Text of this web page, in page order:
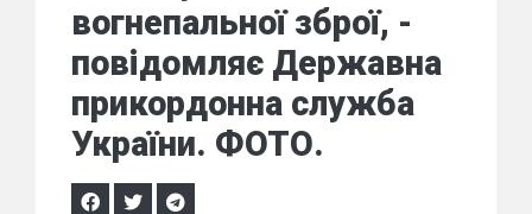
вогнепальної зброї, -
повідомляє Державна
прикордонна служба
України. ФОТО.